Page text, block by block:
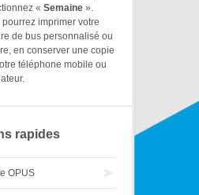
« Semaine ».
pourrez imprimer votre
de bus personnalisé ou
en conserver une copie
téléphone mobile ou
rapides
OPUS